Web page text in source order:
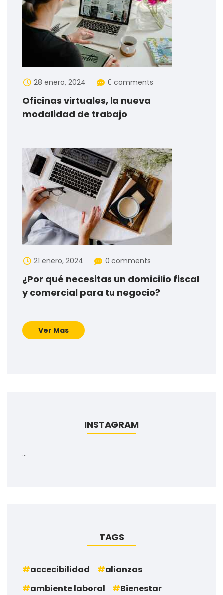
28 enero, 2024 0 comments
Oficinas virtuales, la nueva
modalidad de trabajo
21 enero, 2024 0 comments
¿Por qué necesitas un domicilio fiscal
y comercial para tu negocio?
Ver Mas
INSTAGRAM
…
TAGS
accecibilidad
alianzas
ambiente laboral
Bienestar